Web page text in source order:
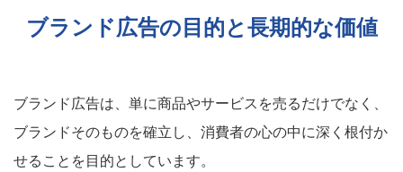
ブランド広告の目的と長期的な価値
ブランド広告は、単に商品やサービスを売るだけでなく、
ブランドそのものを確立し、消費者の心の中に深く根付か
せることを目的としています。